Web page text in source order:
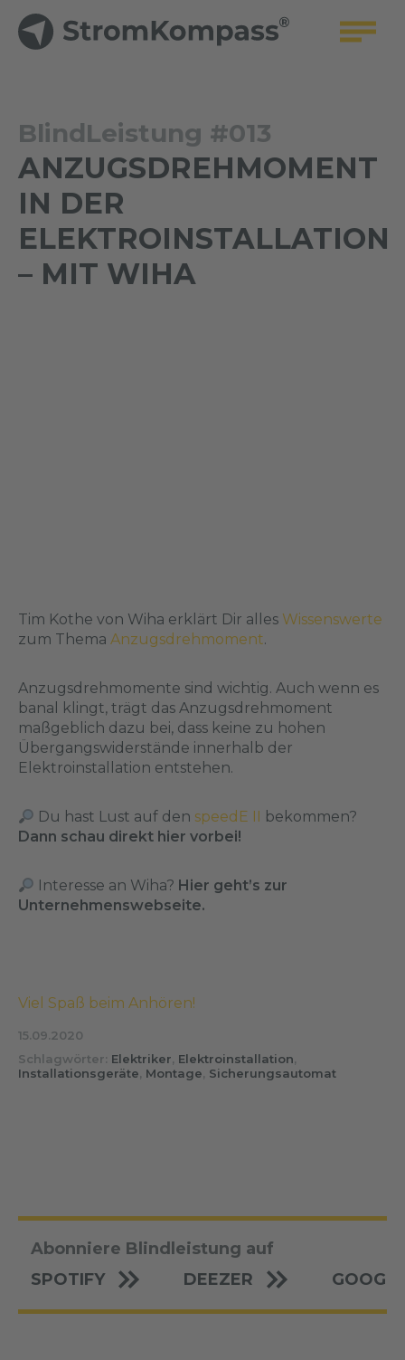
BlindLeistung #013
ANZUGSDREHMOMENT
IN DER
ELEKTROINSTALLATION
– MIT WIHA
Tim Kothe von Wiha erklärt Dir alles Wissenswerte
zum Thema Anzugsdrehmoment.
Anzugsdrehmomente sind wichtig. Auch wenn es
banal klingt, trägt das Anzugsdrehmoment
maßgeblich dazu bei, dass keine zu hohen
Übergangswiderstände innerhalb der
Elektroinstallation entstehen.
Du hast Lust auf den speedE II bekommen?
Dann schau direkt hier vorbei!
Interesse an Wiha? Hier geht’s zur
Unternehmenswebseite.
Viel Spaß beim Anhören!
15.09.2020
Schlagwörter: Elektriker, Elektroinstallation,
Installationsgeräte, Montage, Sicherungsautomat
Abonniere Blindleistung auf
SPOTIFY
DEEZER